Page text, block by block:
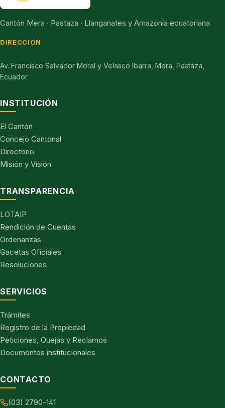
Cantón Mera · Pastaza · Llanganates y Amazonía ecuatoriana
DIRECCIÓN
Av. Francisco Salvador Moral y Velasco Ibarra, Mera, Pastaza,
Ecuador
INSTITUCIÓN
El Cantón
Concejo Cantonal
Directorio
Misión y Visión
TRANSPARENCIA
LOTAIP
Rendición de Cuentas
Ordenanzas
Gacetas Oficiales
Resoluciones
SERVICIOS
Trámites
Registro de la Propiedad
Peticiones, Quejas y Reclamos
Documentos institucionales
CONTACTO
(03) 2790-141